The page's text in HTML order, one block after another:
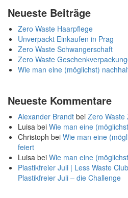
Neueste Beiträge
Zero Waste Haarpflege
Unverpackt Einkaufen in Prag
Zero Waste Schwangerschaft
Zero Waste
Wie man eine (möglichst)
Neueste Kommentare
Alexander Brandt bei Zero Waste
Luisa bei Wie man eine
Christoph bei Wie man eine
feiert
Luisa bei Wie man eine
Plastikfreier Juli | Less Waste
Plastikfreier Juli – die Challenge